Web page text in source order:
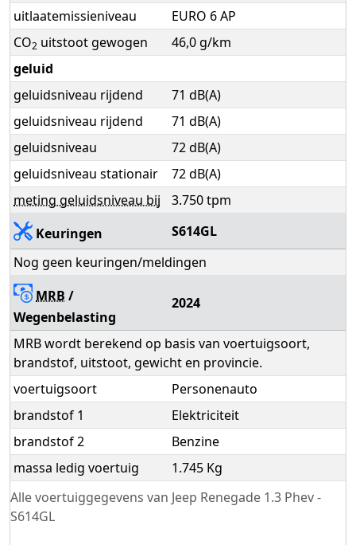
Alle voertuiggegevens van Jeep Renegade 1.3 Phev -
S614GL
uitlaatemissieniveau
EURO 6 AP
CO2 uitstoot gewogen
46,0 g/km
geluid
geluidsniveau rijdend
71 dB(A)
geluidsniveau rijdend
71 dB(A)
geluidsniveau
72 dB(A)
geluidsniveau stationair
72 dB(A)
meting geluidsniveau bij
3.750 tpm
Keuringen
S614GL
Nog geen keuringen/meldingen
MRB /
Wegenbelasting
2024
MRB wordt berekend op basis van voertuigsoort,
brandstof, uitstoot, gewicht en provincie.
voertuigsoort
Personenauto
brandstof 1
Elektriciteit
brandstof 2
Benzine
massa ledig voertuig
1.745 Kg